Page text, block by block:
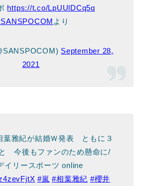
https://t.co/LpUUlDCq5q
より
September 28,
2021
葉雅紀が結婚Ｗ発表 ともに３
今後もファンのため懸命に/
イリースポーツ online
#嵐 #相葉雅紀 #櫻井